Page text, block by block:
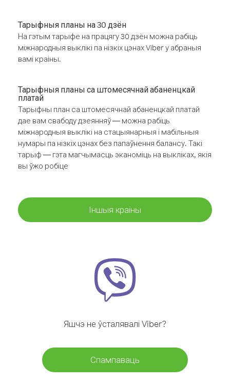
Тарыфныя планы на 30 дзён
На гэтым тарыфе на працягу 30 дзён можна рабіць
міжнародныя выклікі па нізкіх цэнах Viber у абраныя
вамі краіны.
Тарыфныя планы са штомесячнай абаненцкай
платай
Тарыфны план са штомесячнай абаненцкай платай
дае вам свабоду дзеянняў — можна рабіць
міжнародныя выклікі на стацыянарныя і мабільныя
нумары па нізкіх цэнах без папаўнення балансу. Такі
тарыф — гэта магчымасць эканоміць на выкліках, якія
вы ўжо робіце
Іншыя краіны
Яшчэ не ўсталявалі Viber?
Спампаваць